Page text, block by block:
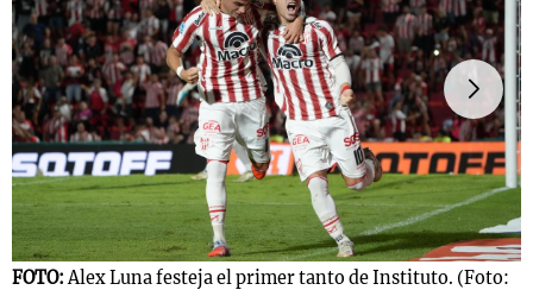
FOTO:Alex Luna festeja el primer tanto de Instituto. (Foto:
Notas
Mundial 2026
Notas
La Sole en
Cadena 3